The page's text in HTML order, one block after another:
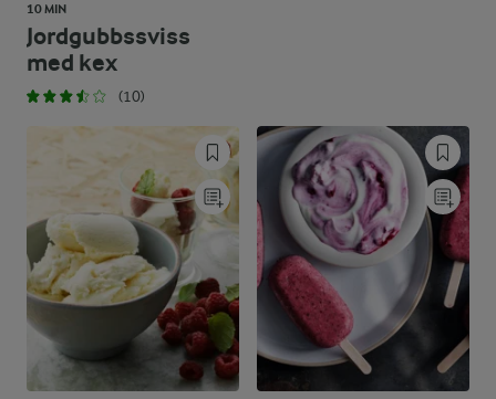
10 MIN
Jordgubbssviss
med kex
(10)